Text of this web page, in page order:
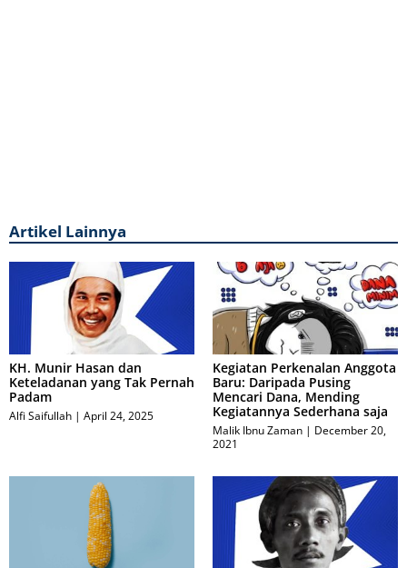
Artikel Lainnya
KH. Munir Hasan dan
Keteladanan yang Tak Pernah
Padam
Alfi Saifullah April 24, 2025
Kegiatan Perkenalan Anggota
Baru: Daripada Pusing
Mencari Dana, Mending
Kegiatannya Sederhana saja
Malik Ibnu Zaman
December 20,
2021